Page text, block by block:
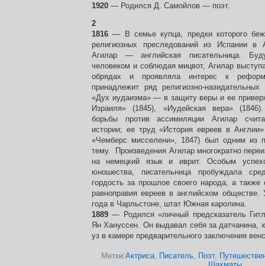
1920 — Родился Д. Самойлов — поэт.
2
1816 — В семье купца, предки которого
религиозных преследований из Испании в
Агилар — английская писательница.
человеком и соблюдая мицвот, Агилар
обрядах и проявляла интерес к
принадлежит ряд религиозно-
«Дух иудаизма» — в защиту веры и ее
Израиля» (1845), «Иудейская вера»
борьбы против ассимиляции Агилар
истории; ее труд «История евреев в
«Чемберс мисселени», 1847) был одним из
тему. Произведения Агилар многократно
на немецкий язык и иврит. Особым
юношества, писательница пробуждала
гордость за прошлое своего народа, а также
равноправия евреев в английском обществе.
года в Чарльстоне, штат Южная каролина.
1889 — Родился «личный предсказатель
Ян Хануссен. Он выдавал себя за датчанина,
уз в камере предварительного заключения
Метки:Актриса, Писатель, Поэт,